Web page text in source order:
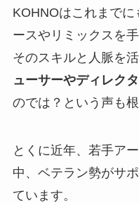
KOHNOはこれまで
ースやリミックスを
そのスキルと人脈を
ューサーやディレク
のでは？という声も根
とくに近年、若手ア
中、ベテラン勢がサ
ています。